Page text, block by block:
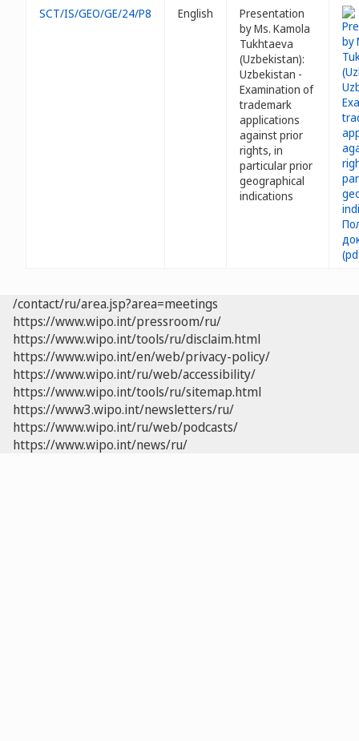
SCT/IS/GEO/GE/24/P8 English
Presentation
by Ms. Kamola
Tukhtaeva
(Uzbekistan):
Uzbekistan -
Examination of
trademark
applications
against prior
rights, in
particular prior
geographical
indications
/contact/ru/area.jsp?area=meetings
https://www.wipo.int/pressroom/ru/
https://www.wipo.int/tools/ru/disclaim.html
https://www.wipo.int/en/web/privacy-policy/
https://www.wipo.int/ru/web/accessibility/
https://www.wipo.int/tools/ru/sitemap.html
https://www3.wipo.int/newsletters/ru/
https://www.wipo.int/ru/web/podcasts/
https://www.wipo.int/news/ru/